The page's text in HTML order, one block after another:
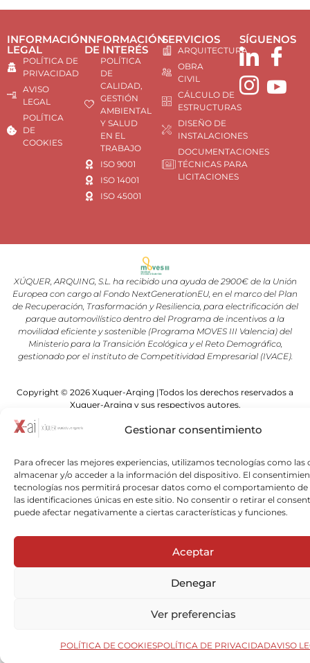
Gestionar consentimiento
Para ofrecer las mejores experiencias, utilizamos tecnologías como las
almacenar y/o acceder a la información del dispositivo. El
tecnologías nos permitirá procesar datos como el comportamiento de
las identificaciones únicas en este sitio. No consentir o retirar el
puede afectar negativamente a ciertas características y funciones.
Aceptar
Denegar
Ver preferencias
POLÍTICA DE COOKIESPOLÍTICA DE PRIVACIDADAVISO
INFORMACIÓN
LEGAL
POLÍTICA DE
PRIVACIDAD
AVISO
LEGAL
POLÍTICA
DE
COOKIES
INFORMACIÓN
DE INTERÉS
POLÍTICA
DE
CALIDAD,
GESTIÓN
AMBIENTAL
Y SALUD
EN EL
TRABAJO
ISO 9001
ISO 14001
ISO 45001
SERVICIOS
ARQUITECTURA
OBRA
CIVIL
CÁLCULO DE
ESTRUCTURAS
DISEÑO DE
INSTALACIONES
DOCUMENTACIONES
TÉCNICAS PARA
LICITACIONES
SÍGUENOS
XÚQUER, ARQUING, S.L. ha recibido una ayuda de 2900€ de la Unión
Europea con cargo al Fondo NextGenerationEU, en el marco del Plan
de Recuperación, Trasformación y Resiliencia, para electrificación del
parque automovilístico dentro del Programa de incentivos a la
movilidad eficiente y sostenible (Programa MOVES III Valencia) del
Ministerio para la Transición Ecológica y el Reto Demográfico,
gestionado por el instituto de Competitividad Empresarial (IVACE).
Copyright © 2026 Xuquer-Arqing |Todos los derechos reservados a
Xuquer-Arqing y sus respectivos autores.